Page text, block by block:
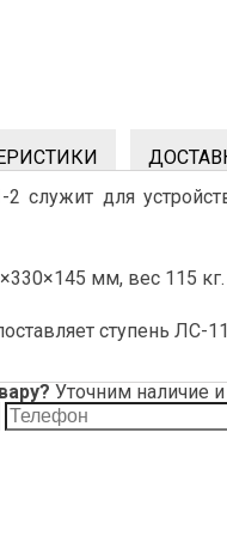
2 служит для
мм, вес 115
ступень ЛС-
Уточним наличие